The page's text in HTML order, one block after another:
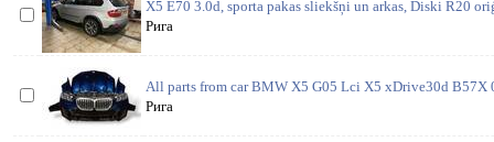
X5 E70 3.0d, sporta pakas sliekšņi un arkas, Diski R20
Рига
All parts from car BMW X5 G05 Lci X5 xDrive30d B57X
Рига